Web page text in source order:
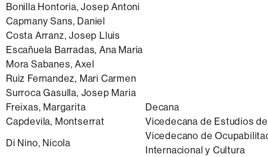
Bonilla Hontoria, Josep Antoni
Capmany Sans, Daniel
Costa Arranz, Josep Lluis
Escañuela Barradas, Ana Maria
Mora Sabanes, Axel
Ruiz Fernandez, Mari Carmen
Surroca Gasulla, Josep Maria
Freixas, Margarita
Decana
Capdevila, Montserrat
Vicedecana de Estudios
Di Nino, Nicola
Vicedecano de
Internacional y Cultura